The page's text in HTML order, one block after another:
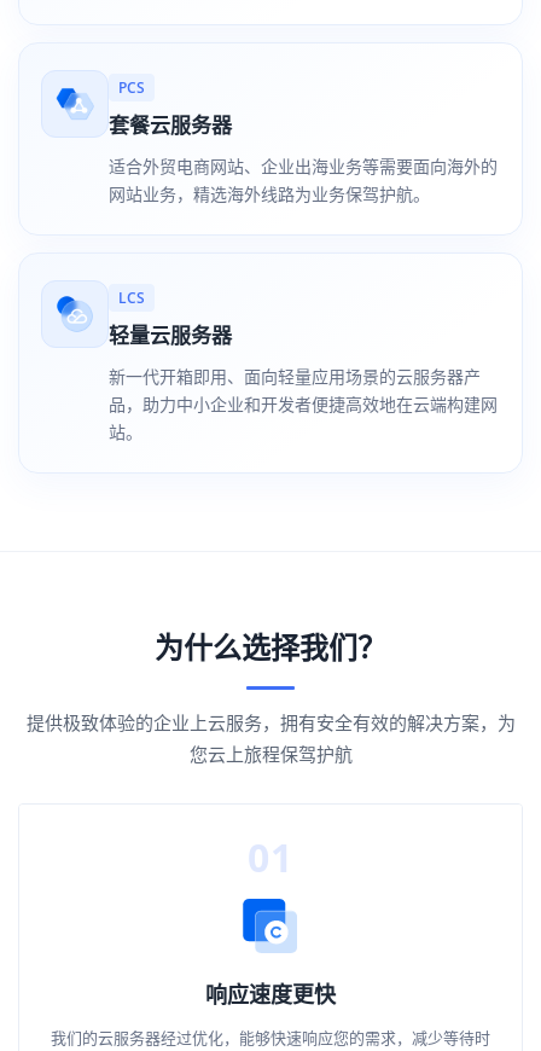
PCS
套餐云服务器
适合外贸电商网站、企业出海业务等需要面向海外的
网站业务，精选海外线路为业务保驾护航。
LCS
轻量云服务器
新一代开箱即用、面向轻量应用场景的云服务器产
品，助力中小企业和开发者便捷高效地在云端构建网
站。
为什么选择我们？
提供极致体验的企业上云服务，拥有安全有效的解决方案，为
您云上旅程保驾护航
01
响应速度更快
我们的云服务器经过优化，能够快速响应您的需求，减少等待时